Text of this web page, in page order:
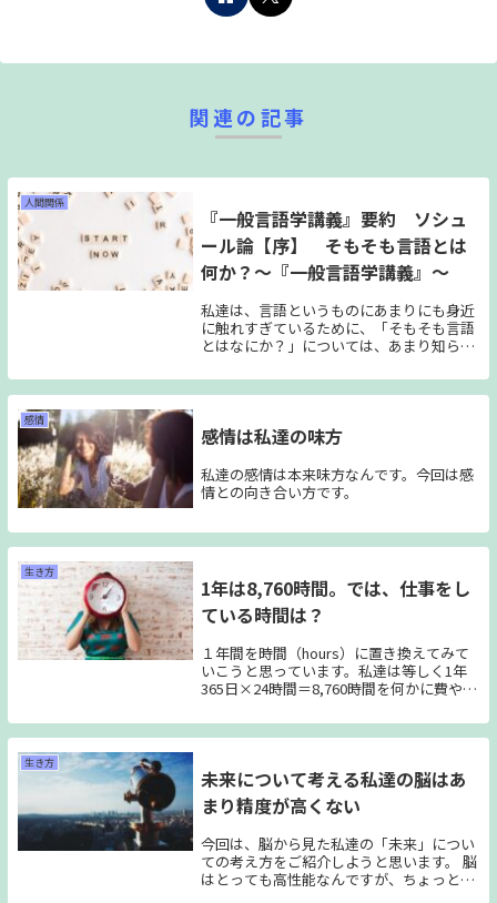
関連の記事
人間関係
『一般言語学講義』要約 ソシュ
ール論【序】 そもそも言語とは
何か？～『一般言語学講義』～
私達は、言語というものにあまりにも身近
に触れすぎているために、「そもそも言語
とはなにか？」については、あまり知らな
ら、言葉に囲まれ、言葉によって育ち、言
葉を通してモノを考え、言葉を介して会話
達。言語の作用を知ってみるのはどうでし
ょう？
感情
感情は私達の味方
私達の感情は本来味方なんです。今回は感
情との向き合い方です。
生き方
1年は8,760時間。では、仕事をし
ている時間は？
１年間を時間（hours）に置き換えてみて
いこうと思っています。私達は等しく1年
365日×24時間＝8,760時間を何かに費やし
く事で、もしかしたらハッとするようなこ
とに気付けるんじゃないかと思い計算して
紹介していきます。
生き方
未来について考える私達の脳はあ
まり精度が高くない
今回は、脳から見た私達の「未来」につい
ての考え方をご紹介しようと思います。 脳
はとっても高性能なんですが、ちょっとお